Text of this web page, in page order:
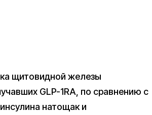
щитовидной железы
GLP-1RA, по сравнению с
натощак и